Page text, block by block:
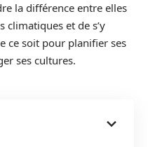
la différence entre elles
climatiques et de s’y
ce soit pour planifier ses
ses cultures.